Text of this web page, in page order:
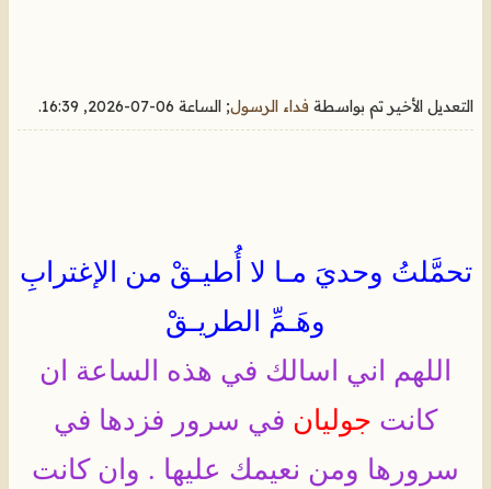
التعديل الأخير تم بواسطة فداء الرسول; الساعة 06-07-2026, 16:39
.
تحمَّلتُ وحديَ مـا لا أُطيـقْ من الإغترابِ
وهَـمِّ الطريـقْ
اللهم اني اسالك في هذه الساعة ان
كانت جوليان في سرور فزدها في
سرورها ومن نعيمك عليها . وان كانت